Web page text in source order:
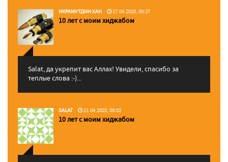
ИКРАМУТДИН ХАН 17.04.2025, 00:27
10 лет с моим хиджабом
Salat, да укрепит вас Аллаx! Увидели, спасибо за
теплые слова :-)...
SALAT 11.04.2025, 09:02
10 лет с моим хиджабом